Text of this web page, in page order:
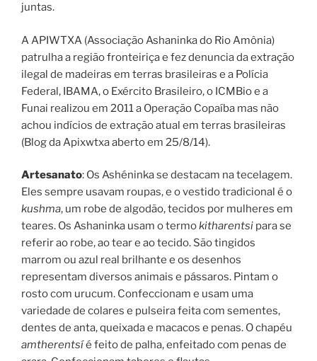
juntas.
A APIWTXA (Associação Ashaninka do Rio Amônia)
patrulha a região fronteiriça e fez denuncia da extração
ilegal de madeiras em terras brasileiras e a Polícia
Federal, IBAMA, o Exército Brasileiro, o ICMBio e a
Funai realizou em 2011 a Operação Copaíba mas não
achou indícios de extração atual em terras brasileiras
(Blog da Apixwtxa aberto em 25/8/14).
Artesanato: Os Ashéninka se destacam na tecelagem.
Eles sempre usavam roupas, e o vestido tradicional é o
kushma, um robe de algodão, tecidos por mulheres em
teares. Os Ashaninka usam o termokitharentsi para se
referir ao robe, ao tear e ao tecido. São tingidos
marrom ou azul real brilhante e os desenhos
representam diversos animais e pássaros. Pintam o
rosto com urucum. Confeccionam e usam uma
variedade de colares e pulseira feita com sementes,
dentes de anta, queixada e macacos e penas. O chapéu
amtherentsíé feito de palha, enfeitado com penas de